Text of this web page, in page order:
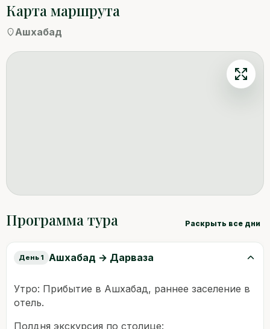
Карта маршрута
Ашхабад
Программа тура Раскрыть все дни
День 1 Ашхабад → Дарваза
Утро: Прибытие в Ашхабад, раннее заселение в
отель.
Полдня экскурсия по столице: